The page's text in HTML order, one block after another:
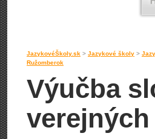
JazykovéŠkoly.sk > Jazykové školy >
Ružomberok
Výučba